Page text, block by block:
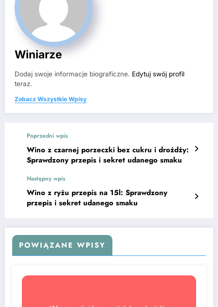
Winiarze
Dodaj swoje informacje biograficzne. Edytuj swój profil
teraz.
Zobacz Wszystkie Wpisy
Poprzedni wpis
Wino z czarnej porzeczki bez cukru i drożdży:
Sprawdzony przepis i sekret udanego smaku
Następny wpis
Wino z ryżu przepis na 15l: Sprawdzony
przepis i sekret udanego smaku
POWIĄZANE WPISY